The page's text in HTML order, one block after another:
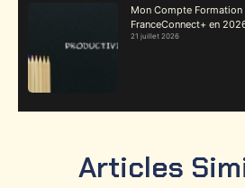
Mon Compte Formation
FranceConnect+ en
21 juillet 2026
Articles